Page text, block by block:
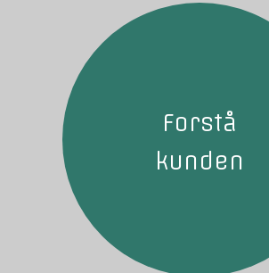
Forstå
kunden